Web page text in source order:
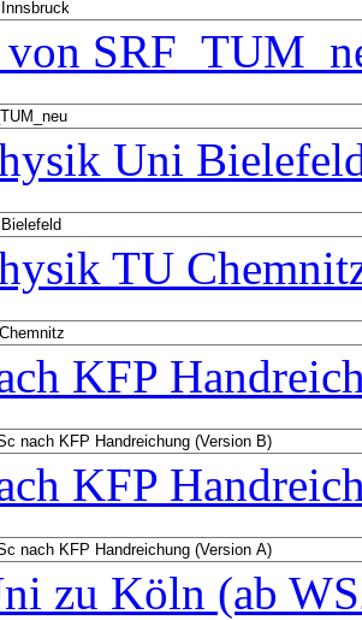
Uni
TU
KFP
KFP
zu Köln (ab